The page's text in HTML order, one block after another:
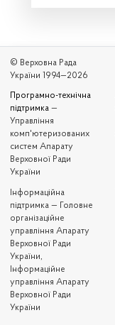
© Верховна Рада
України 1994—2026
Програмно-технічна
підтримка —
Управління
комп'ютеризованих
систем Апарату
Верховної Ради
України
Iнформаційна
підтримка — Головне
організаційне
управління Апарату
Верховної Ради
України,
Інформаційне
управління Апарату
Верховної Ради
України